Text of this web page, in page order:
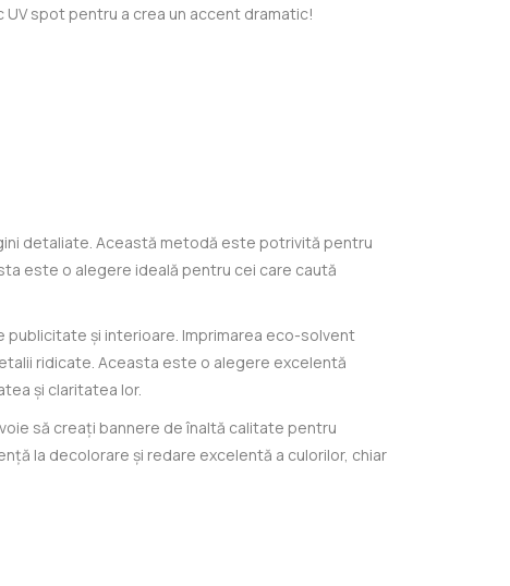
spot pentru a crea un accent dramatic!
detaliate. Această metodă este potrivită pentru
este o alegere ideală pentru cei care caută
publicitate și interioare. Imprimarea eco-solvent
ridicate. Aceasta este o alegere excelentă
și claritatea lor.
să creați bannere de înaltă calitate pentru
la decolorare și redare excelentă a culorilor, chiar